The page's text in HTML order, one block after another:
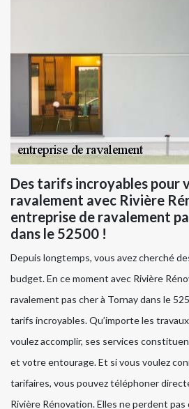
Des tarifs incroyables pour
ravalement avec Rivière
entreprise de ravalement
dans le 52500 !
Depuis longtemps, vous avez cherché
budget. En ce moment avec Rivière
ravalement pas cher à Tornay dans le
tarifs incroyables. Qu’importe les
voulez accomplir, ses services
et votre entourage. Et si vous voulez
tarifaires, vous pouvez téléphoner
Rivière Rénovation. Elles ne perdent pas